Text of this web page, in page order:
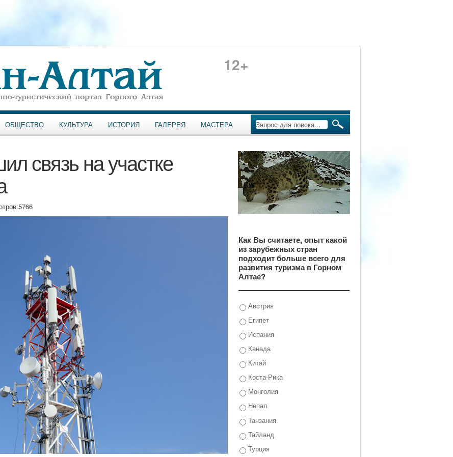
12+
ОБЩЕСТВО КУЛЬТУРА ИСТОРИЯ ГАЛЕРЕЯ МАСТЕРА
связь на участке
5766
Как Вы считаете, опыт какой
из зарубежных стран
подходит больше всего для
развития туризма в Горном
Алтае?
Австрия
Египет
Испания
Канада
Китай
Коста-Рика
Монголия
Непал
Танзания
Тайланд
Турция